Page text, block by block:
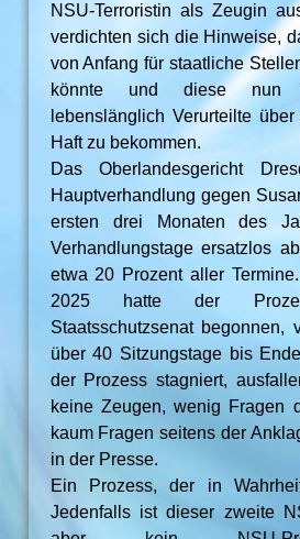
NSU-Terroristin als Zeugin
verdichten sich die Hinweise,
von Anfang für staatliche
könnte und diese nun
lebenslänglich Verurteilte
Haft zu bekommen.
Das Oberlandesgericht
Hauptverhandlung gegen
ersten drei Monaten des
Verhandlungstage ersatzlos
etwa 20 Prozent aller
2025 hatte der
Staatsschutzsenat begonnen,
über 40 Sitzungstage bis
der Prozess stagniert,
keine Zeugen, wenig Fragen
kaum Fragen seitens der
in der Presse.
Ein Prozess, der in
Jedenfalls ist dieser zweite